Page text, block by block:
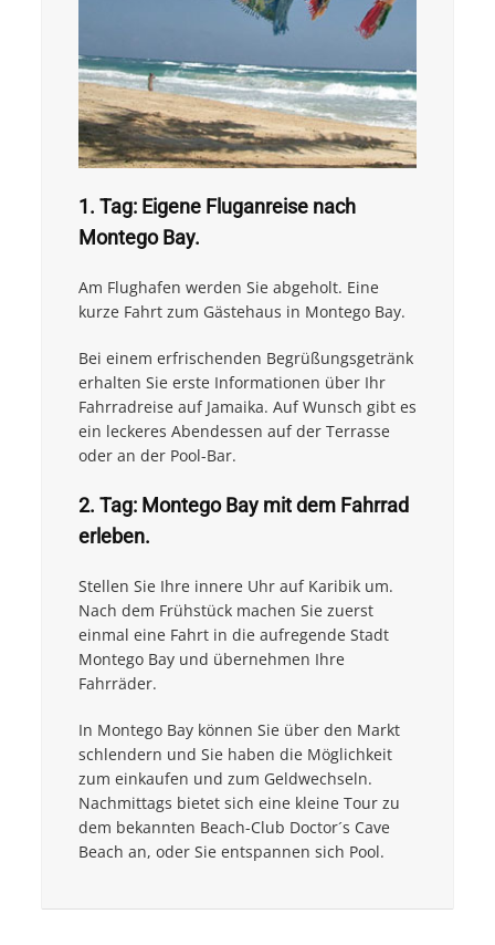
1. Tag: Eigene Fluganreise nach
Montego Bay.
Am Flughafen werden Sie abgeholt. Eine
kurze Fahrt zum Gästehaus in Montego Bay.
Bei einem erfrischenden Begrüßungsgetränk
erhalten Sie erste Informationen über Ihr
Fahrradreise auf Jamaika. Auf Wunsch gibt es
ein leckeres Abendessen auf der Terrasse
oder an der Pool-Bar.
2. Tag: Montego Bay mit dem Fahrrad
erleben.
Stellen Sie Ihre innere Uhr auf Karibik um.
Nach dem Frühstück machen Sie zuerst
einmal eine Fahrt in die aufregende Stadt
Montego Bay und übernehmen Ihre
Fahrräder.
In Montego Bay können Sie über den Markt
schlendern und Sie haben die Möglichkeit
zum einkaufen und zum Geldwechseln.
Nachmittags bietet sich eine kleine Tour zu
dem bekannten Beach-Club Doctor´s Cave
Beach an, oder Sie entspannen sich Pool.